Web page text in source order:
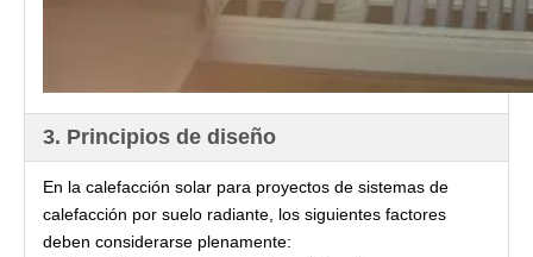
3. Principios de diseño
En la calefacción solar para proyectos de sistemas de
calefacción por suelo radiante, los siguientes factores
deben considerarse plenamente: